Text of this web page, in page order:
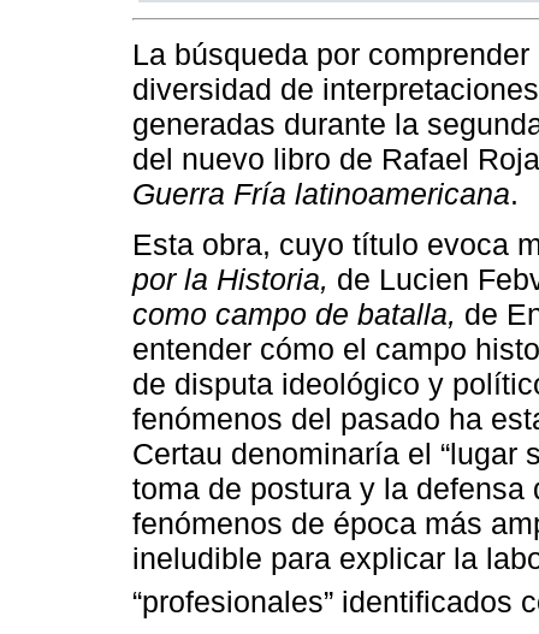
La búsqueda por
diversidad de
generadas durante la
del nuevo libro de Rafael
Guerra Fría latinoamericana.
Esta obra, cuyo título evoca
por la Historia, de Lucien
como campo de batalla, de
entender cómo el campo
de disputa ideológico y
fenómenos del pasado ha
Certau denominaría el “lugar
toma de postura y la
fenómenos de época más
ineludible para explicar la
“profesionales” identificados